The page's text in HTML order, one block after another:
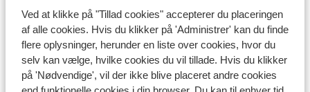
Ved at klikke på "Tillad cookies" accepterer du placeringen
af alle cookies. Hvis du klikker på 'Administrer' kan du finde
flere oplysninger, herunder en liste over cookies, hvor du
selv kan vælge, hvilke cookies du vil tillade. Hvis du klikker
på 'Nødvendige', vil der ikke blive placeret andre cookies
Nærmeste restaurant ca. 0 meter
Nærmeste apotek ca. 2500 meter
Nærmeste læge ca. 2500 meter
Nærmeste hospital ca. 60 kilometer